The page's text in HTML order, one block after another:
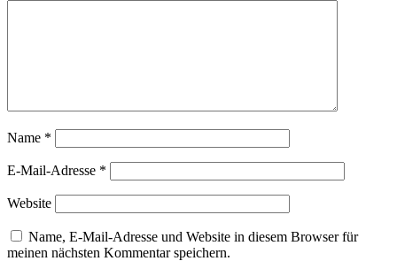
Name *
E-Mail-Adresse *
Website
Name, E-Mail-Adresse und Website in diesem Browser für
meinen nächsten Kommentar speichern.